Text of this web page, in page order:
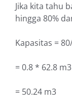
Jika kita tahu
hingga 80%
Kapasitas =
= 0.8 * 62.8 m3
= 50.24 m3